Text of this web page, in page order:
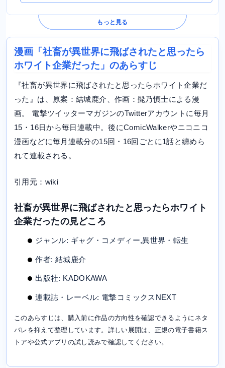
もっと見る
漫画「社畜が異世界に飛ばされたと思ったら
ホワイト企業だった」のあらすじ
『社畜が異世界に飛ばされたと思ったらホワイト企業だ
った』は、原案：結城鹿介、作画：髭乃慎士による漫
画。 電撃ツイッターマガジンのTwitterアカウントに毎月
15・16日から毎日連載中。後にComicWalkerやニコニコ
漫画などに毎月連載分の15回・16回ごとに1話と纏めら
れて連載される。
引用元：wiki
社畜が異世界に飛ばされたと思ったらホワイト
企業だったの見どころ
ジャンル: ギャグ・コメディー,異世界・転生
作者: 結城鹿介
出版社: KADOKAWA
連載誌・レーベル: 電撃コミックスNEXT
このあらすじは、購入前に作品の方向性を確認できるようにネタ
バレを抑えて整理しています。詳しい展開は、正規の電子書籍ス
トアや公式アプリの試し読みで確認してください。